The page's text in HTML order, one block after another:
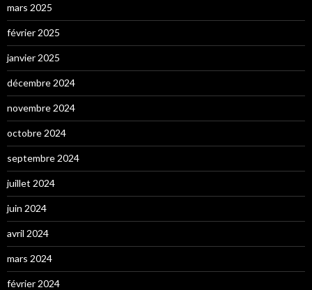
mars 2025
février 2025
janvier 2025
décembre 2024
novembre 2024
octobre 2024
septembre 2024
juillet 2024
juin 2024
avril 2024
mars 2024
février 2024